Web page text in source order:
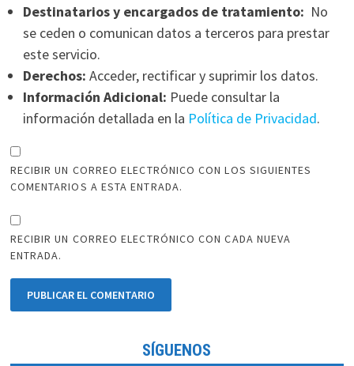
Destinatarios y encargados de tratamiento: No
se ceden o comunican datos a terceros para prestar
este servicio.
Derechos: Acceder, rectificar y suprimir los datos.
Información Adicional: Puede consultar la
información detallada en la Política de Privacidad.
RECIBIR UN CORREO ELECTRÓNICO CON LOS SIGUIENTES
COMENTARIOS A ESTA ENTRADA.
RECIBIR UN CORREO ELECTRÓNICO CON CADA NUEVA
ENTRADA.
SÍGUENOS